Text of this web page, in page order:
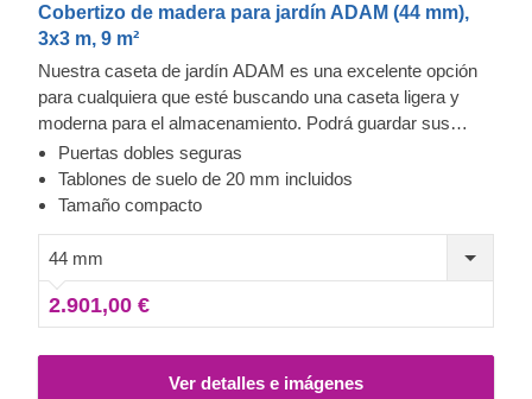
Cobertizo de madera para jardín ADAM (44 mm),
3x3 m, 9 m²
Nuestra caseta de jardín ADAM es una excelente opción
para cualquiera que esté buscando una caseta ligera y
moderna para el almacenamiento. Podrá guardar sus
herramientas de jardinería, su equipo de entrenamiento o
cualquier otra cosa que esté acumulando polvo en casa.
¿Por qué no aprovechar esta oportunidad para arreglar su
Puertas dobles seguras
Tablones de suelo de 20 mm incluidos
Tamaño compacto
44 mm
2.901,00 €
Ver detalles e imágenes